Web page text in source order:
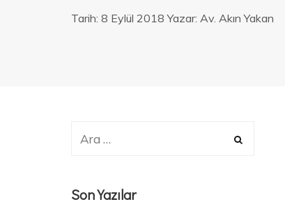
Tarih: 8 Eylül 2018 Yazar: Av. Akın Yakan
Son Yazılar